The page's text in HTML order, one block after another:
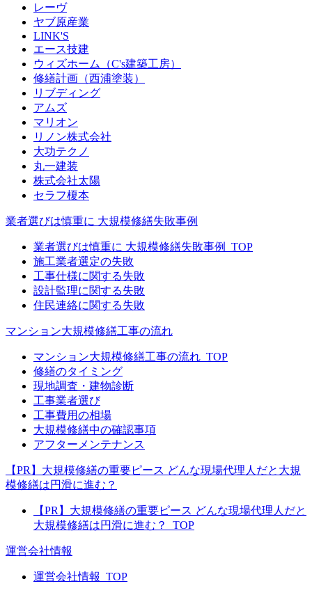
レーヴ
ヤブ原産業
LINK'S
エース技建
ウィズホーム（C's建築工房）
修繕計画（西浦塗装）
リブディング
アムズ
マリオン
リノン株式会社
大功テクノ
丸一建装
株式会社太陽
セラフ榎本
業者選びは慎重に 大規模修繕失敗事例
業者選びは慎重に 大規模修繕失敗事例_TOP
施工業者選定の失敗
工事仕様に関する失敗
設計監理に関する失敗
住民連絡に関する失敗
マンション大規模修繕工事の流れ
マンション大規模修繕工事の流れ_TOP
修繕のタイミング
現地調査・建物診断
工事業者選び
工事費用の相場
大規模修繕中の確認事項
アフターメンテナンス
【PR】大規模修繕の重要ピース どんな現場代理人だと大規
模修繕は円滑に進む？
【PR】大規模修繕の重要ピース どんな現場代理人だと
大規模修繕は円滑に進む？_TOP
運営会社情報
運営会社情報_TOP